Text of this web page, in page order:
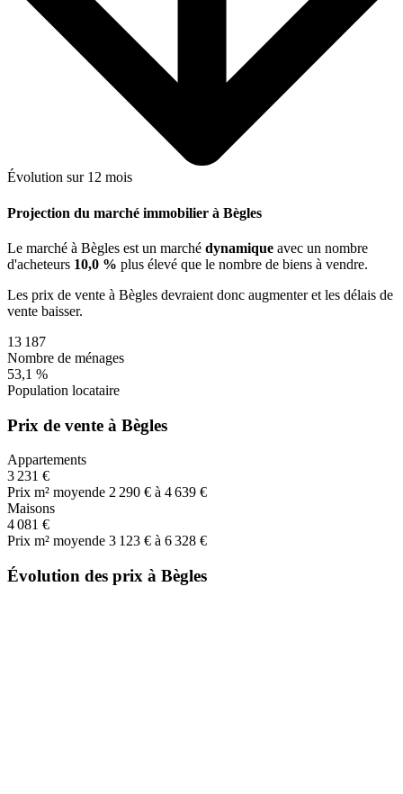
Évolution sur 12 mois
Projection du marché immobilier à Bègles
Le marché à Bègles est un marché dynamique avec un nombre
d'acheteurs 10,0 % plus élevé que le nombre de biens à vendre.
Les prix de vente à Bègles devraient donc augmenteret les délais de
vente baisser.
13 187
Nombre de ménages
53,1 %
Population locataire
Prix de vente à Bègles
Appartements
3 231 €
Prix m² moyende 2 290 € à 4 639 €
Maisons
4 081 €
Prix m² moyende 3 123 € à 6 328 €
Évolution des prix à Bègles